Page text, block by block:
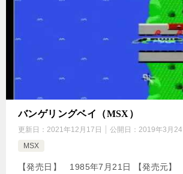
バンゲリングベイ（MSX）
更新日： 2021年12月17日 公開日： 2019年3月24
MSX
【発売日】 1985年7月21日 【発売元